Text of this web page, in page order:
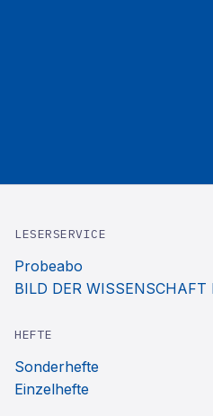
LESERSERVICE
Probeabo
BILD DER
HEFTE
Sonderhefte
Einzelhefte